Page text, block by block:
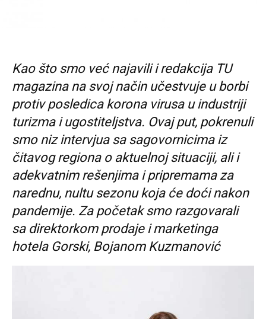
Kao što smo već najavili i redakcija TU
magazina na svoj način učestvuje u borbi
protiv posledica korona virusa u industriji
turizma i ugostiteljstva. Ovaj put, pokrenuli
smo niz intervjua sa sagovornicima iz
čitavog regiona o aktuelnoj situaciji, ali i
adekvatnim rešenjima i pripremama za
narednu, nultu sezonu koja će doći nakon
pandemije. Za početak smo razgovarali
sa direktorkom prodaje i marketinga
hotela Gorski, Bojanom Kuzmanović